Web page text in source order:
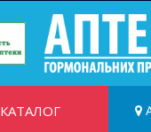
КАТАЛОГ